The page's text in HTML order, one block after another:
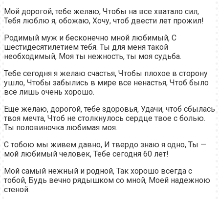
Мой дорогой, тебе желаю, Чтобы на все хватало сил,
Тебя люблю я, обожаю, Хочу, чтоб двести лет прожил!
Родимый муж и бесконечно мной любимый, С
шестидесятилетием тебя. Ты для меня такой
необходимый, Моя ты нежность, ты моя судьба.
Тебе сегодня я желаю счастья, Чтобы плохое в сторону
ушло, Чтобы забылись в мире все ненастья, Чтоб было
всё лишь очень хорошо.
Еще желаю, дорогой, тебе здоровья, Удачи, чтоб сбылась
твоя мечта, Чтоб не столкнулось сердце твое с болью.
Ты половиночка любимая моя.
С тобою мы живем давно, И твердо знаю я одно, Ты —
мой любимый человек, Тебе сегодня 60 лет!
Мой самый нежный и родной, Так хорошо всегда с
тобой, Будь вечно рядышком со мной, Моей надежною
стеной.